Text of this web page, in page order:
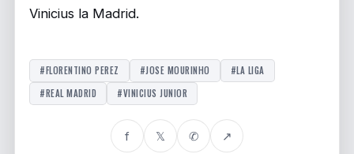
Vinicius la Madrid.
#FLORENTINO PEREZ #JOSE MOURINHO
#LA LIGA
#REAL MADRID
#VINICIUS JUNIOR
f 𝕏 ✆ ↗